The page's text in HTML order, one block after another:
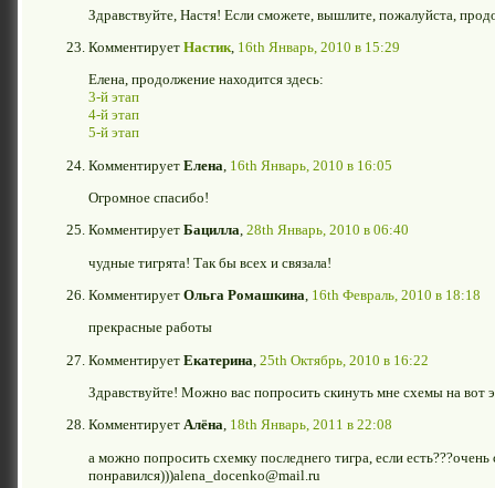
Здравствуйте, Настя! Если сможете, вышлите, пожалуйста,
Комментирует Настик, 16th Январь, 2010 в 15:29
Елена, продолжение находится здесь:
3-й этап
4-й этап
5-й этап
Комментирует Елена 16th Январь, 2010 в 16:05
Огромное спасибо!
Комментирует Бацилла, 28th Январь, 2010 в 06:40
чудные тигрята! Так бы всех и связала!
Комментирует Ольга Ромашкина, 16th Февраль, 2010 в 18:18
прекрасные работы
Комментирует Екатерина 25th Октябрь, 2010 в 16:22
Здравствуйте! Можно вас попросить скинуть мне схемы на вот
Комментирует Алёна, 18th Январь, 2011 в 22:08
а можно попросить схемку последнего тигра, если есть???очень
понравился)))alena_docenko@mail.ru